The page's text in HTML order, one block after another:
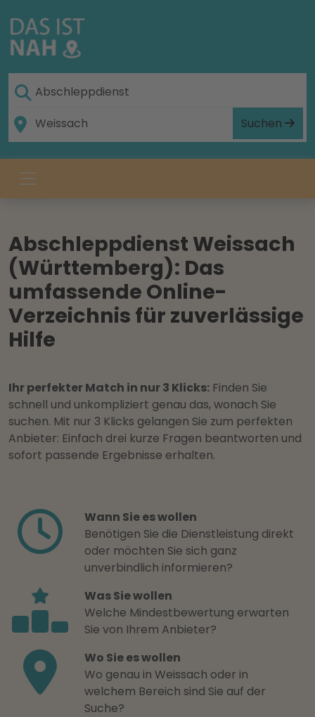
Suchen
Abschleppdienst Weissach
(Württemberg): Das
umfassende Online-
Verzeichnis für zuverlässige
Hilfe
Ihr perfekter Match in nur 3 Klicks: Finden Sie
schnell und unkompliziert genau das, wonach Sie
suchen. Mit nur 3 Klicks gelangen Sie zum perfekten
Anbieter: Einfach drei kurze Fragen beantworten und
sofort passende Ergebnisse erhalten.
Wann Sie es wollen
Benötigen Sie die Dienstleistung direkt
oder möchten Sie sich ganz
unverbindlich informieren?
Was Sie wollen
Welche Mindestbewertung erwarten
Sie von Ihrem Anbieter?
Wo Sie es wollen
Wo genau in Weissach oder in
welchem Bereich sind Sie auf der
Suche?